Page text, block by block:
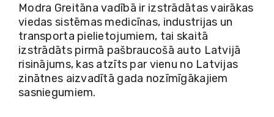
Modra Greitāna vadībā ir izstrādātas vairākas
viedas sistēmas medicīnas, industrijas un
transporta pielietojumiem, tai skaitā
izstrādāts pirmā pašbraucošā auto Latvijā
risinājums, kas atzīts par vienu no Latvijas
zinātnes aizvadītā gada nozīmīgākajiem
sasniegumiem.